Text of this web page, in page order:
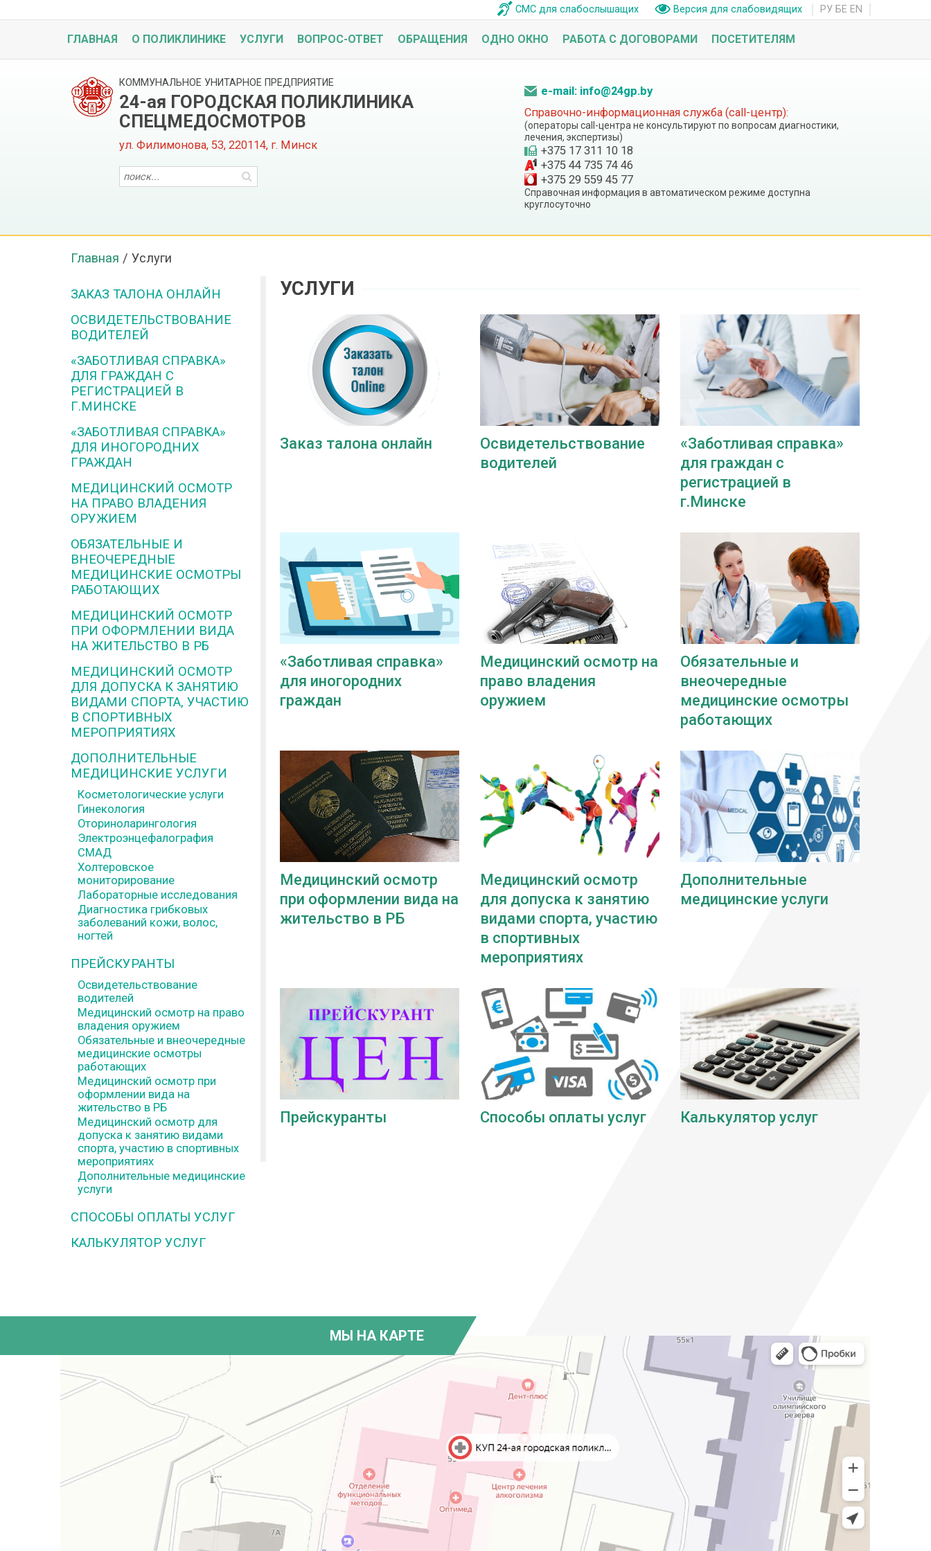
СМС для слабослышащих Версия для слабовидящих РУ БЕ EN
ГЛАВНАЯ О ПОЛИКЛИНИКЕ УСЛУГИ ВОПРОС-ОТВЕТ ОБРАЩЕНИЯ ОДНО ОКНО РАБОТА С ДОГОВОРАМИ ПОСЕТИТЕЛЯМ
КОММУНАЛЬНОЕ УНИТАРНОЕ ПРЕДПРИЯТИЕ
24-ая ГОРОДСКАЯ ПОЛИКЛИНИКА
СПЕЦМЕДОСМОТРОВ
ул. Филимонова, 53, 220114, г. Минск
e-mail: info@24gp.by
Справочно-информационная служба (call-центр):
(операторы call-центра не консультируют по вопросам диагностики,
лечения, экспертизы)
+375 17 311 10 18
+375 44 735 74 46
+375 29 559 45 77
Справочная информация в автоматическом режиме доступна
круглосуточно
Главная / Услуги
УСЛУГИ
Заказ талона онлайн
Освидетельствование
водителей
«Заботливая справка»
для граждан с
регистрацией в
г.Минске
«Заботливая справка»
для иногородних
граждан
Медицинский осмотр на
право владения
оружием
Обязательные и
внеочередные
медицинские осмотры
работающих
Медицинский осмотр
при оформлении вида на
жительство в РБ
Медицинский осмотр
для допуска к занятию
видами спорта, участию
в спортивных
мероприятиях
Дополнительные
медицинские услуги
Прейскуранты Способы оплаты услуг Калькулятор услуг
ЗАКАЗ ТАЛОНА ОНЛАЙН
ОСВИДЕТЕЛЬСТВОВАНИЕ
ВОДИТЕЛЕЙ
«ЗАБОТЛИВАЯ СПРАВКА»
ДЛЯ ГРАЖДАН С
РЕГИСТРАЦИЕЙ В
Г.МИНСКЕ
«ЗАБОТЛИВАЯ СПРАВКА»
ДЛЯ ИНОГОРОДНИХ
ГРАЖДАН
МЕДИЦИНСКИЙ ОСМОТР
НА ПРАВО ВЛАДЕНИЯ
ОРУЖИЕМ
ОБЯЗАТЕЛЬНЫЕ И
ВНЕОЧЕРЕДНЫЕ
МЕДИЦИНСКИЕ ОСМОТРЫ
РАБОТАЮЩИХ
МЕДИЦИНСКИЙ ОСМОТР
ПРИ ОФОРМЛЕНИИ ВИДА
НА ЖИТЕЛЬСТВО В РБ
МЕДИЦИНСКИЙ ОСМОТР
ДЛЯ ДОПУСКА К ЗАНЯТИЮ
ВИДАМИ СПОРТА, УЧАСТИЮ
В СПОРТИВНЫХ
МЕРОПРИЯТИЯХ
ДОПОЛНИТЕЛЬНЫЕ
МЕДИЦИНСКИЕ УСЛУГИ
Косметологические услуги
Гинекология
Оториноларингология
Электроэнцефалография
СМАД
Холтеровское
мониторирование
Лабораторные исследования
Диагностика грибковых
заболеваний кожи, волос,
ногтей
ПРЕЙСКУРАНТЫ
Освидетельствование
водителей
Медицинский осмотр на право
владения оружием
Обязательные и внеочередные
медицинские осмотры
работающих
Медицинский осмотр при
оформлении вида на
жительство в РБ
Медицинский осмотр для
допуска к занятию видами
спорта, участию в спортивных
мероприятиях
Дополнительные медицинские
услуги
СПОСОБЫ ОПЛАТЫ УСЛУГ
КАЛЬКУЛЯТОР УСЛУГ
МЫ НА КАРТЕ